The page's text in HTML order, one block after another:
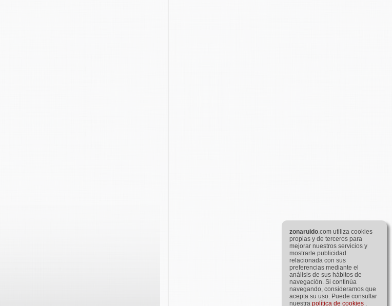
zonaruido.com utiliza cookies
propias y de terceros para
mejorar nuestros servicios y
mostrarle publicidad
relacionada con sus
preferencias mediante el
análisis de sus hábitos de
navegación. Si continúa
navegando, consideramos que
acepta su uso. Puede consultar
nuestra política de cookies .